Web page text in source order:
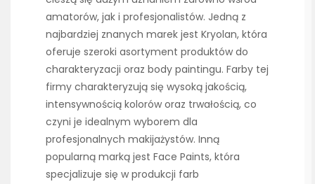
amatorów, jak i profesjonalistów. Jedną z
najbardziej znanych marek jest Kryolan, która
oferuje szeroki asortyment produktów do
charakteryzacji oraz body paintingu. Farby tej
firmy charakteryzują się wysoką jakością,
intensywnością kolorów oraz trwałością, co
czyni je idealnym wyborem dla
profesjonalnych makijażystów. Inną
popularną marką jest Face Paints, która
specjalizuje się w produkcji farb